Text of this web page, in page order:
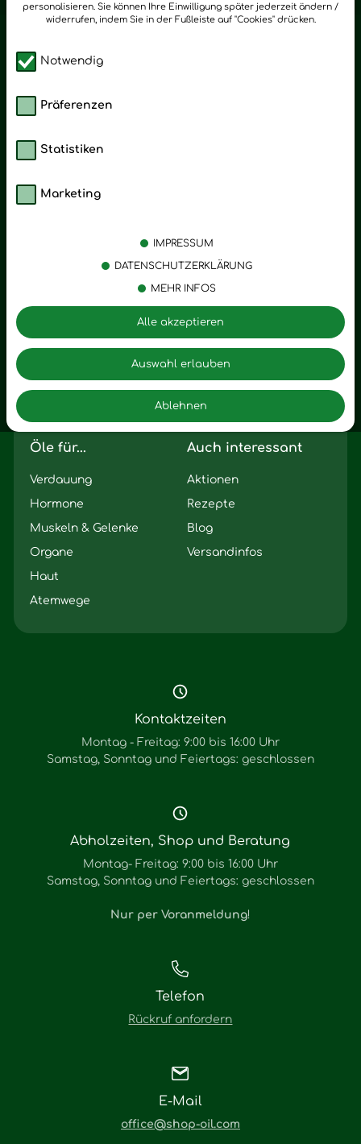
personalisieren. Sie können Ihre Einwilligung später jederzeit ändern /
widerrufen, indem Sie in der Fußleiste auf "Cookies" drücken.
Notwendig
Präferenzen
Statistiken
Marketing
IMPRESSUM
DATENSCHUTZERKLÄRUNG
MEHR INFOS
Ablehnen
Auswahl erlauben
Alle akzeptieren
Zuhause
Stress
Entspannung
Trauer
Romantik
Motivation
Seelischer Schlag
Öle für...
Verdauung
Hormone
Muskeln & Gelenke
Organe
Haut
Atemwege
Auch interessant
Aktionen
Rezepte
Blog
Versandinfos
Kontaktzeiten
Montag - Freitag: 9:00 bis 16:00 Uhr
Samstag, Sonntag und Feiertags: geschlossen
Abholzeiten, Shop und Beratung
Montag- Freitag: 9:00 bis 16:00 Uhr
Samstag, Sonntag und Feiertags: geschlossen
Nur per Voranmeldung!
Telefon
Rückruf anfordern
E-Mail
office@shop-oil.com